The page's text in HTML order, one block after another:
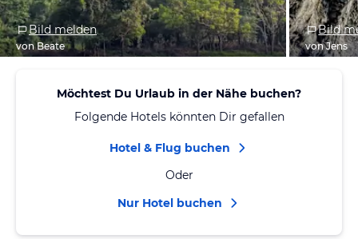
Bild melden
von Beate
Bild
von Jens
Möchtest Du Urlaub in der Nähe buchen?
Folgende Hotels könnten Dir gefallen
Hotel & Flug buchen
Oder
Nur Hotel buchen